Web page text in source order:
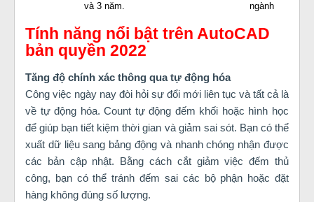
và 3 năm.
ngành
Tính năng nổi bật trên AutoCAD
bản quyền 2022
Tăng độ chính xác thông qua tự động hóa
Công việc ngày nay đòi hỏi sự đổi mới liên tục và tất cả là
về tự động hóa. Count tự động đếm khối hoặc hình học
để giúp bạn tiết kiệm thời gian và giảm sai sót. Bạn có thể
xuất dữ liệu sang bảng động và nhanh chóng nhận được
các bản cập nhật. Bằng cách cắt giảm việc đếm thủ
công, bạn có thể tránh đếm sai các bộ phận hoặc đặt
hàng không đúng số lượng.